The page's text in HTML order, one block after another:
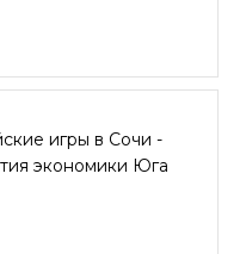
игры в Сочи -
экономики Юга